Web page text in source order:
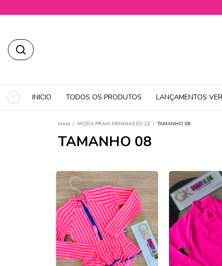
INICIO TODOS OS PRODUTOS LANÇAMENTOS
Início / MODA PRAIA MENINAS 02-22 / TAMANHO 08
TAMANHO 08